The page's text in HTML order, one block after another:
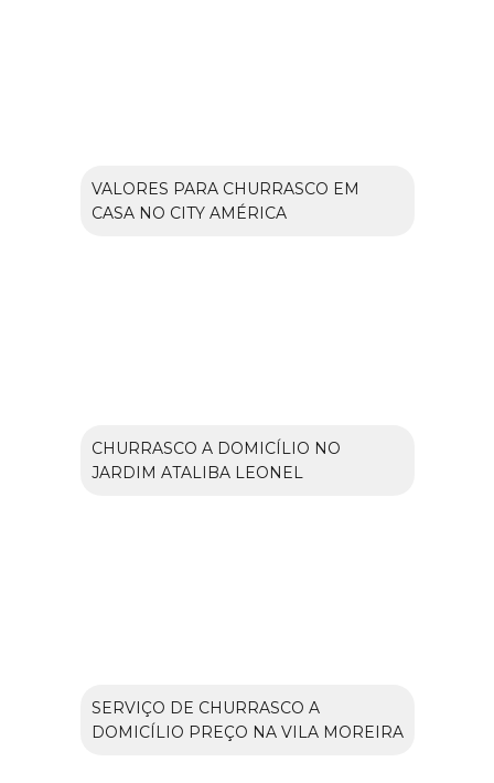
VALORES PARA CHURRASCO EM
CASA NO CITY AMÉRICA
CHURRASCO A DOMICÍLIO NO
JARDIM ATALIBA LEONEL
SERVIÇO DE CHURRASCO A
DOMICÍLIO PREÇO NA VILA MOREIRA